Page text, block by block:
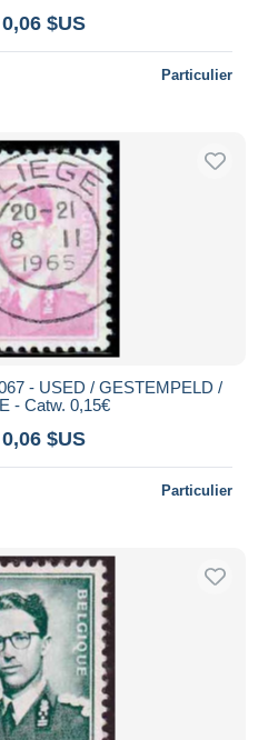
$US
Particulier
- USED / GESTEMPELD /
- Catw. 0,15€
$US
Particulier